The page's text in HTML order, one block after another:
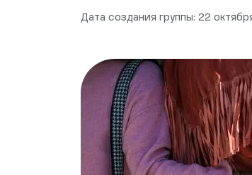
Дата создания группы: 22